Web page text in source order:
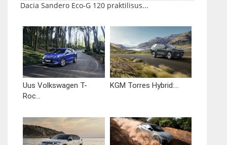
Dacia Sandero Eco-G 120 praktilisus...
Uus Volkswagen T-
Roc...
KGM Torres Hybrid:...